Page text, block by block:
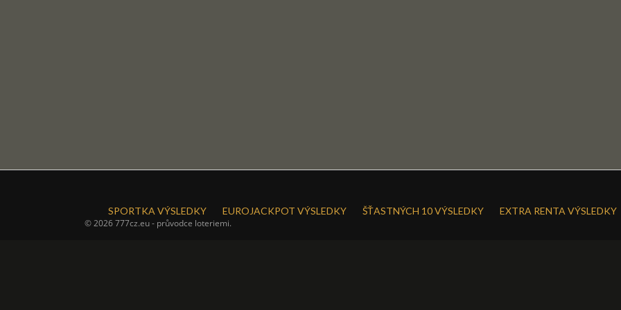
SPORTKA VÝSLEDKY EUROJACKPOT VÝSLEDKY ŠŤASTNÝCH 10 VÝSLEDKY
EXTRA RENTA VÝSLEDKY
© 2026 777cz.eu - průvodce loteriemi.